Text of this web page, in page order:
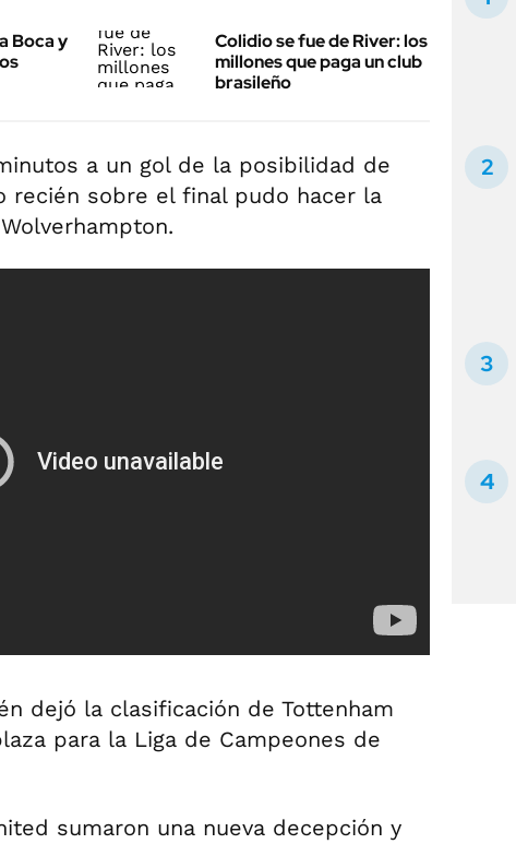
Boca y
Colidio se fue de River: los
millones que paga un club
brasileño
a un gol de la posibilidad de
recién sobre el final pudo hacer la
dejó la clasificación de Tottenham
para la Liga de Campeones de
sumaron una nueva decepción y